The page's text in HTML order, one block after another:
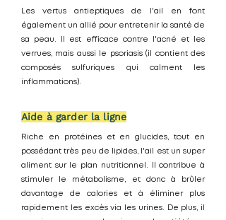
Les vertus antieptiques de l'ail en font
également un allié pour entretenir la santé de
sa peau. Il est efficace contre l'acné et les
verrues, mais aussi le psoriasis (il contient des
composés sulfuriques qui calment les
inflammations).
Aide à garder la ligne
Riche en protéines et en glucides, tout en
possédant très peu de lipides, l'ail est un super
aliment sur le plan nutritionnel.
Il contribue à
stimuler le métabolisme, et donc à brûler
davantage de calories et à éliminer plus
rapidement les excès via les urines. De plus, il